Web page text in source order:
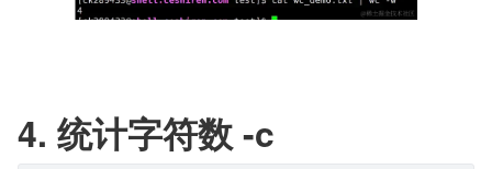
4. 统计字符数 -c